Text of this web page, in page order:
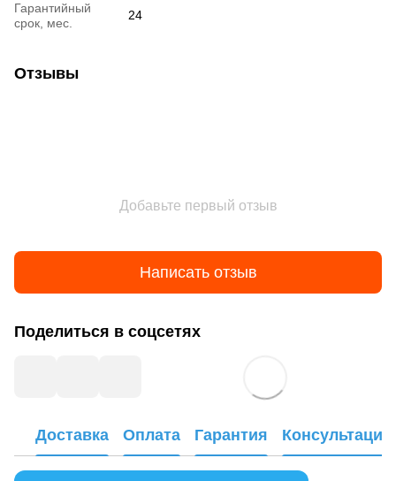
Гарантийный
срок, мес.
24
Отзывы
Добавьте первый отзыв
Написать отзыв
Поделиться в соцсетях
Доставка Оплата Гарантия Консультация